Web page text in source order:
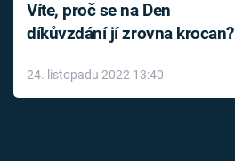
Víte, proč se na Den
díkůvzdání jí zrovna krocan?
24. listopadu 2022 13:40